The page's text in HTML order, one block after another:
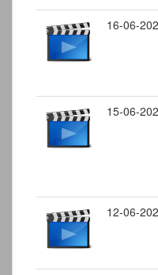
16-06-
15-06-
12-06-